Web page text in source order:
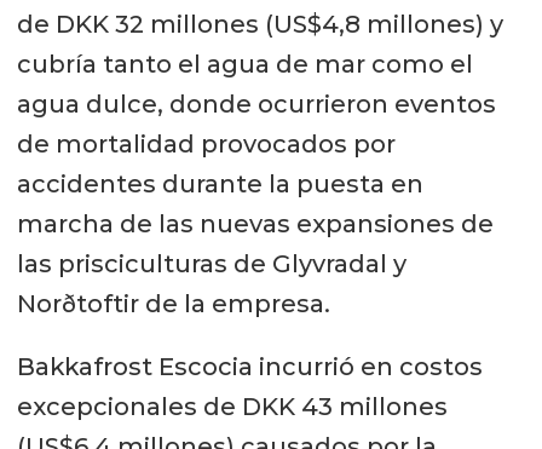
de DKK 32 millones (US$4,8 millones) y
cubría tanto el agua de mar como el
agua dulce, donde ocurrieron eventos
de mortalidad provocados por
accidentes durante la puesta en
marcha de las nuevas expansiones de
las prisciculturas de Glyvradal y
Norðtoftir de la empresa.
Bakkafrost Escocia incurrió en costos
excepcionales de DKK 43 millones